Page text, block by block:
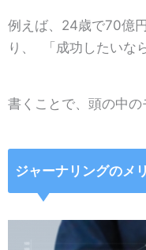
例えば、24歳で70億
り、 「成功したいな
書くことで、頭の中
ジャーナリングのメ